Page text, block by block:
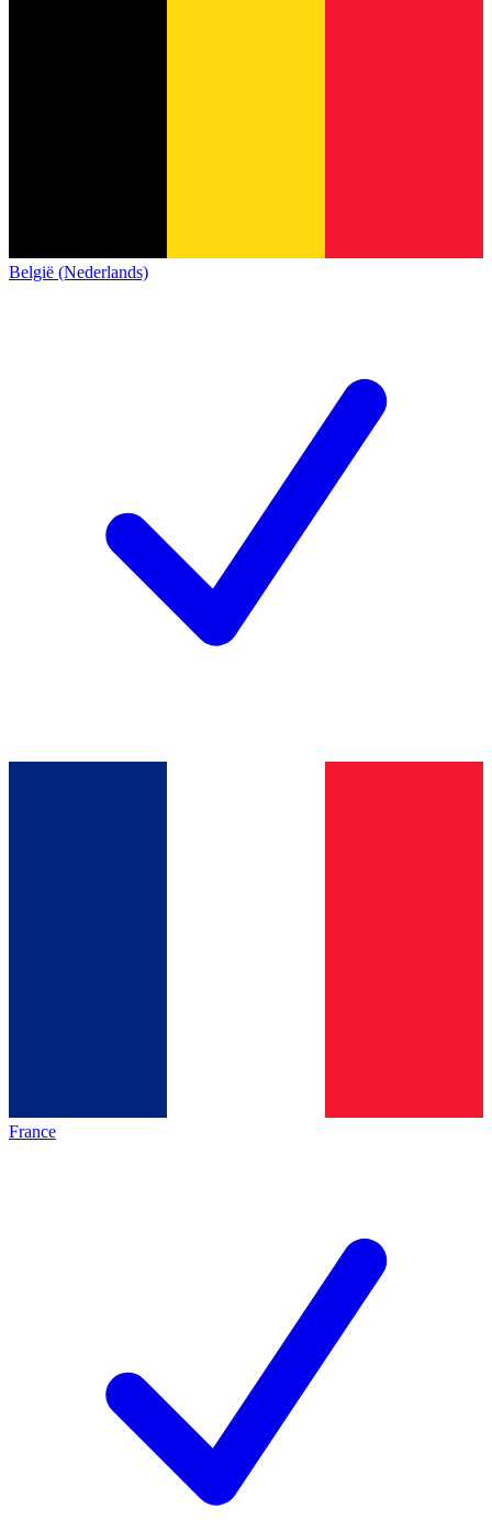
België (Nederlands)
France